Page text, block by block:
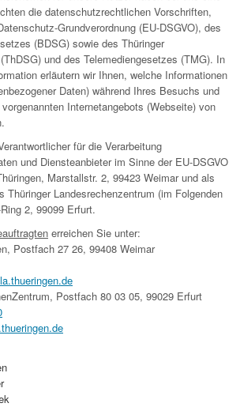
die datenschutzrechtlichen Vorschriften,
Grundverordnung (EU-DSGVO), des
(BDSG) sowie des Thüringer
und des Telemediengesetzes (TMG). In
erläutern wir Ihnen, welche Informationen
Daten) während Ihres Besuchs und
Internetangebots (Webseite) von
für die Verarbeitung
und Diensteanbieter im Sinne der EU-DSGVO
Marstallstr. 2, 99423 Weimar und als
Thüringer Landesrechenzentrum (im Folgenden
2, 99099 Erfurt.
erreichen Sie unter:
Postfach 27 26, 99408 Weimar
Postfach 80 03 05, 99029 Erfurt